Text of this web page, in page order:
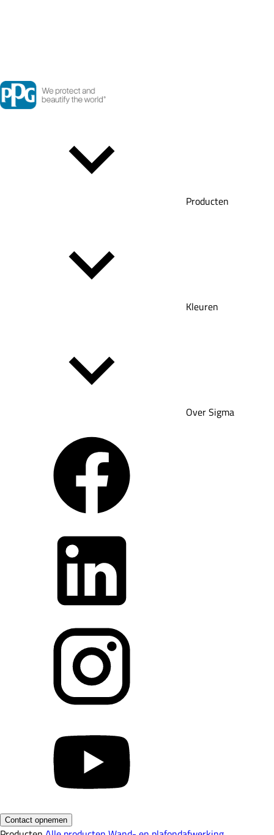
Producten
Kleuren
Over Sigma
Contact opnemen